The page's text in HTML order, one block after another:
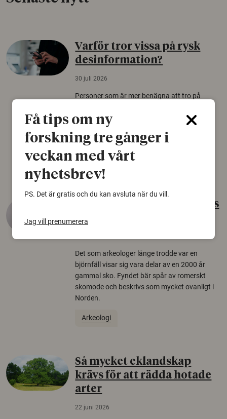
Varför tror vissa på rysk
desinformation?
30 juli 2026
Personer som är mer benägna att tro på
för rysk desinformation. Det visar en studie
från Försvarshögskolan med deltagare i fyra
europeiska länder.
Säkerhetspolitik
Gammalt skinn var Sveriges
äldsta sko
Det som arkeologer länge trodde var en
björnfäll visar sig vara delar av en 2000 år
gammal sko. Fyndet bär spår av romerskt
skomode och beskrivs som mycket ovanligt i
Norden.
Arkeologi
Så mycket eklandskap
krävs för att rädda hotade
arter
22 juni 2026
Få tips om ny
forskning tre gånger i
veckan med vårt
nyhetsbrev!
PS. Det är gratis och du kan avsluta när du vill.
Jag vill prenumerera